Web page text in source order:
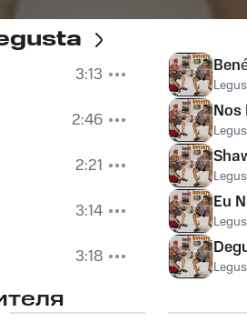
3:13
2:46
2:21
3:14
3:18
Nos
Eu